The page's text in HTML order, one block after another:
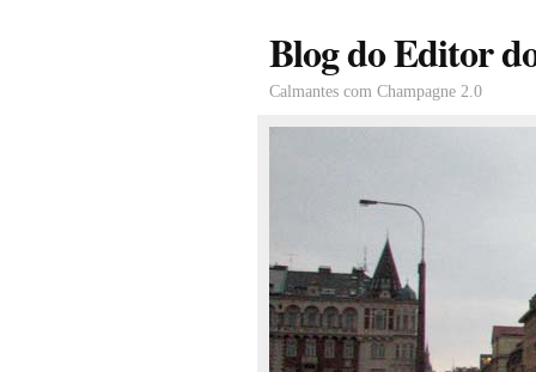
Blog do Editor
Calmantes com Champagne 2.0